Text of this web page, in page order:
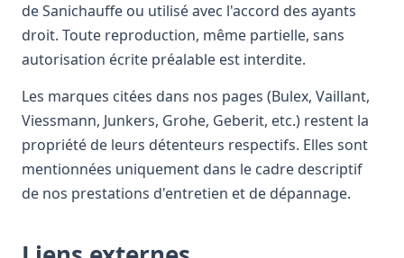
de Sanichauffe ou utilisé avec l'accord des ayants
droit. Toute reproduction, même partielle, sans
autorisation écrite préalable est interdite.
Les marques citées dans nos pages (Bulex, Vaillant,
Viessmann, Junkers, Grohe, Geberit, etc.) restent la
propriété de leurs détenteurs respectifs. Elles sont
mentionnées uniquement dans le cadre descriptif
de nos prestations d'entretien et de dépannage.